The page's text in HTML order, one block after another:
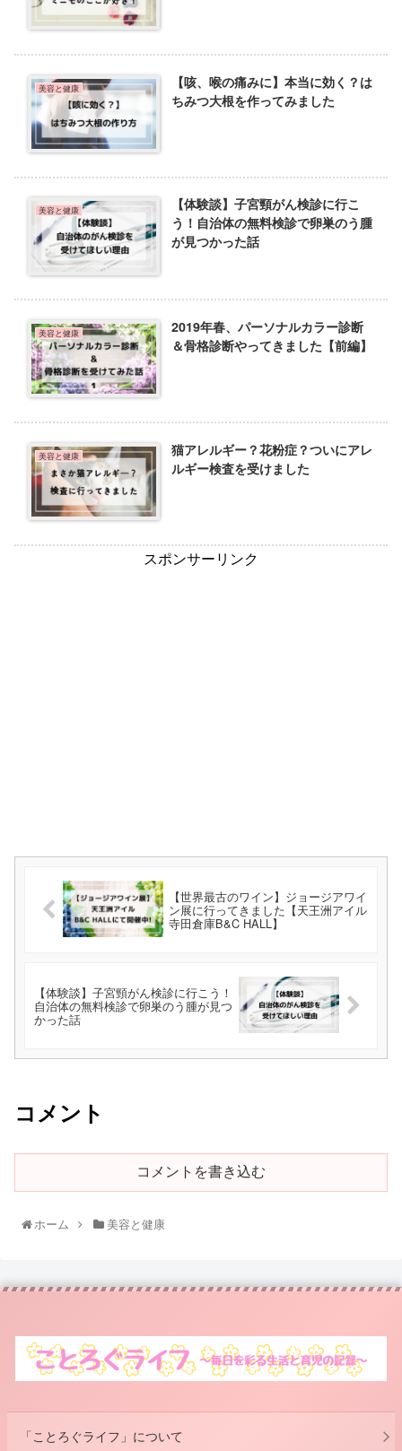
美容と健康
【咳、喉の痛みに】本当に効く？は
ちみつ大根を作ってみました
美容と健康
【体験談】子宮頸がん検診に行こ
う！自治体の無料検診で卵巣のう腫
が見つかった話
美容と健康
2019年春、パーソナルカラー診断
＆骨格診断やってきました【前編】
美容と健康
猫アレルギー？花粉症？ついにアレ
ルギー検査を受けました
スポンサーリンク
【世界最古のワイン】ジョージアワイ
ン展に行ってきました【天王洲アイル
寺田倉庫B&C HALL】
【体験談】子宮頸がん検診に行こう！
自治体の無料検診で卵巣のう腫が見つ
かった話
コメント
コメントを書き込む
ホーム 美容と健康
「ことろぐライフ」について